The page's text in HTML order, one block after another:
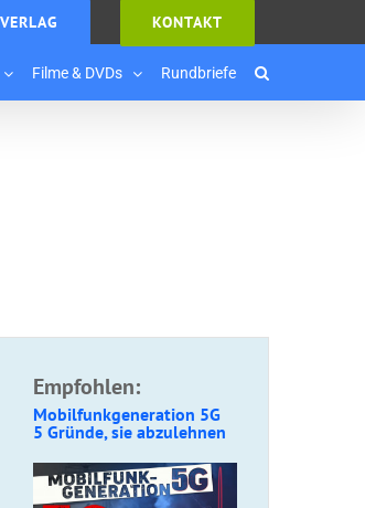
KONTAKT
Filme & DVDs Rundbriefe
Empfohlen:
Mobilfunkgeneration 5G
5 Gründe, sie abzulehnen